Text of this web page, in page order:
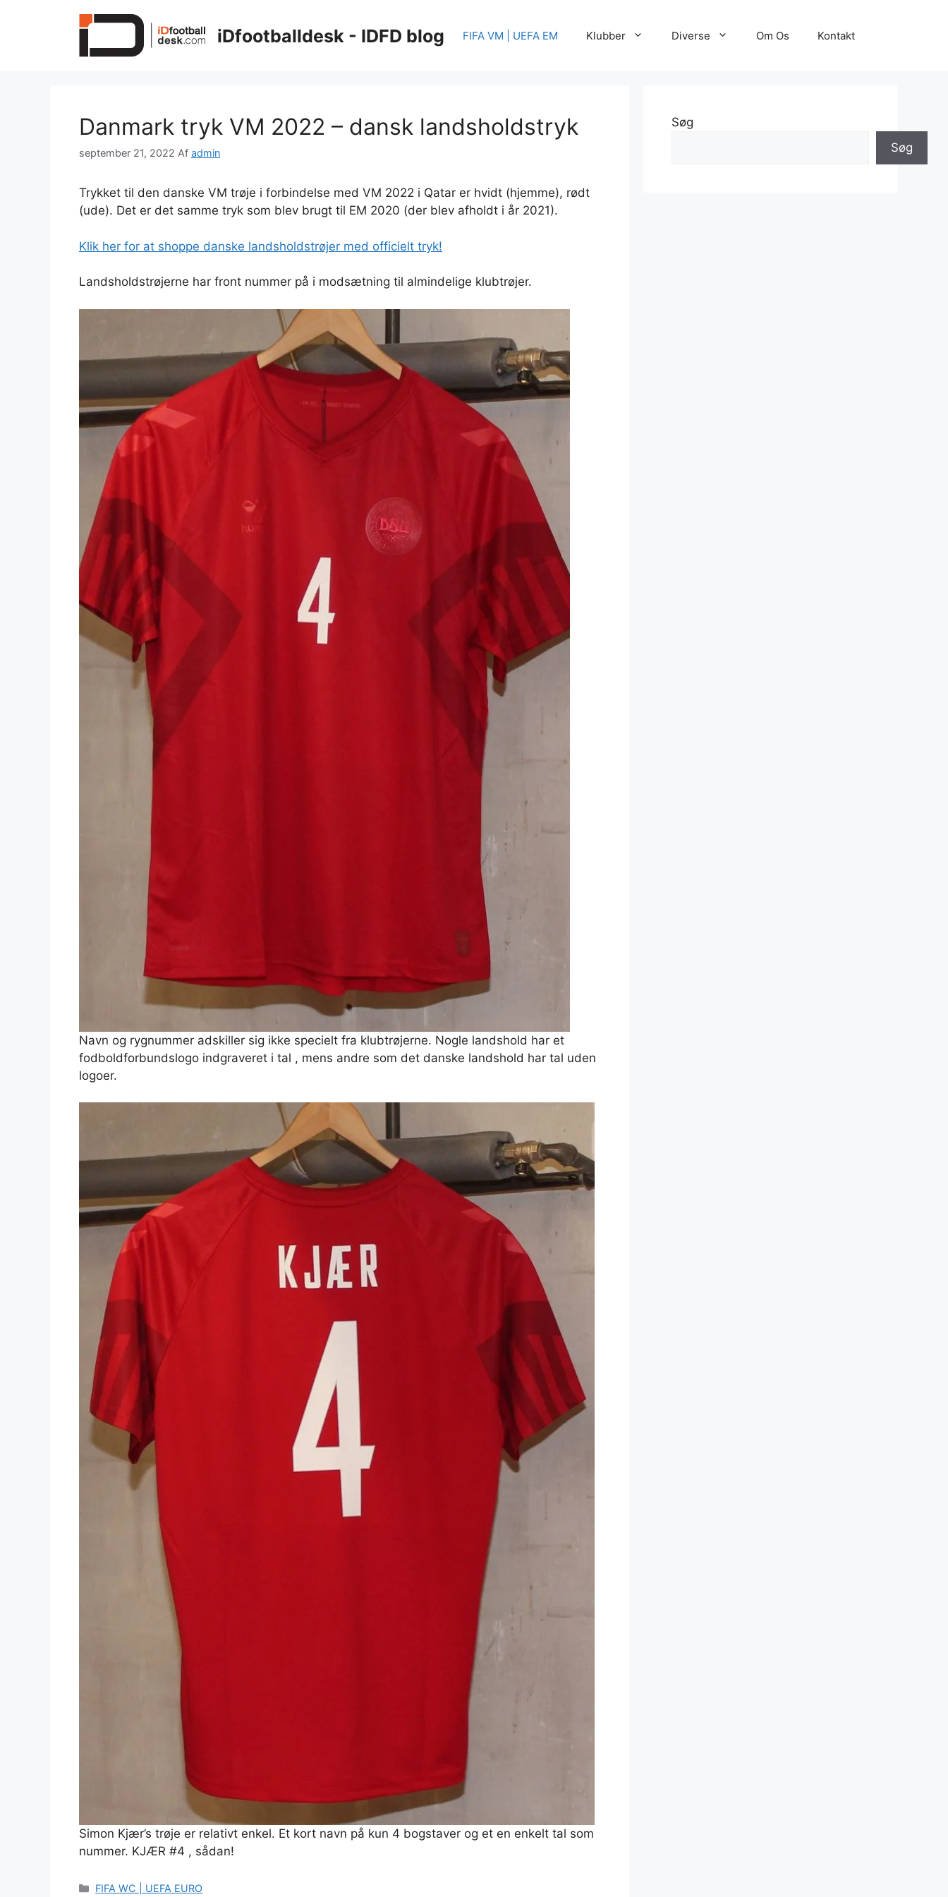
iDfootballdesk - IDFD blog FIFA VM | UEFA EM Klubber Diverse Om Os Kontakt
Danmark tryk VM 2022 – dansk landsholdstryk
september 21, 2022 Af admin
Trykket til den danske VM trøje i forbindelse med VM 2022 i Qatar er hvidt (hjemme), rødt
(ude). Det er det samme tryk som blev brugt til EM 2020 (der blev afholdt i år 2021).
Klik her for at shoppe danske landsholdstrøjer med officielt tryk!
Landsholdstrøjerne har front nummer på i modsætning til almindelige klubtrøjer.
Navn og rygnummer adskiller sig ikke specielt fra klubtrøjerne. Nogle landshold har et
fodboldforbundslogo indgraveret i tal , mens andre som det danske landshold har tal uden
logoer.
Simon Kjær’s trøje er relativt enkel. Et kort navn på kun 4 bogstaver og et en enkelt tal som
nummer. KJÆR #4 , sådan!
Kategorier
FIFA WC | UEFA EURO
Søg
Søg